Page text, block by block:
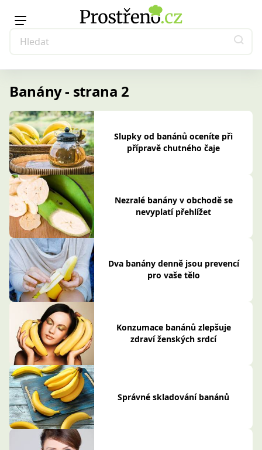
Banány - strana 2
Slupky od banánů oceníte při
přípravě chutného čaje
Nezralé banány v obchodě se
nevyplatí přehlížet
Dva banány denně jsou prevencí
pro vaše tělo
Konzumace banánů zlepšuje
zdraví ženských srdcí
Správné skladování banánů